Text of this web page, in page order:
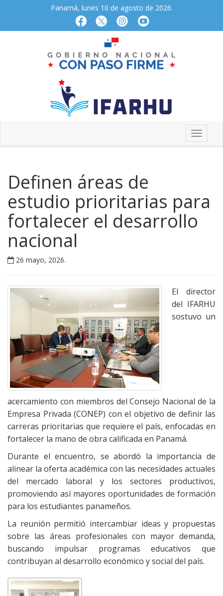
Panamá, lunes 10 de agosto de 2026.
Definen áreas de
estudio prioritarias para
fortalecer el desarrollo
nacional
26 mayo, 2026.
El director
del IFARHU
sostuvo un
acercamiento con miembros del Consejo Nacional de la
Empresa Privada (CONEP) con el objetivo de definir las
carreras prioritarias que requiere el país, enfocadas en
fortalecer la mano de obra calificada en Panamá.
Durante el encuentro, se abordó la importancia de
alinear la oferta académica con las necesidades actuales
del mercado laboral y los sectores productivos,
promoviendo así mayores oportunidades de formación
para los estudiantes panameños.
La reunión permitió intercambiar ideas y propuestas
sobre las áreas profesionales con mayor demanda,
buscando impulsar programas educativos que
contribuyan al desarrollo económico y social del país.